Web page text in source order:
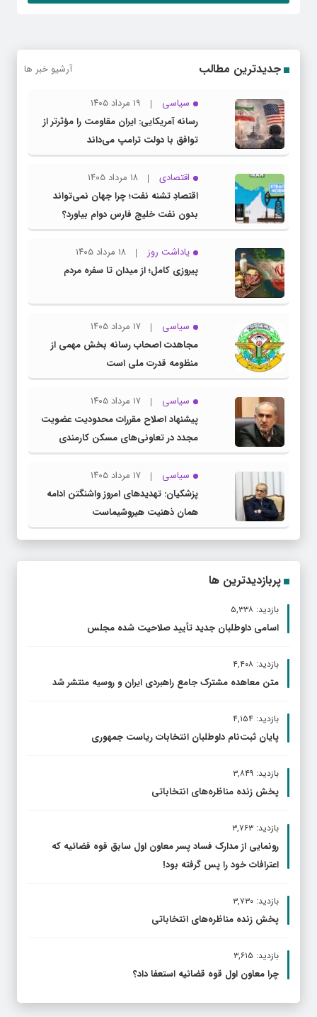
جدیدترین مطالب آرشیو خبر ها
سیاسی
۱۹ مرداد ۱۴۰۵
رسانه آمریکایی: ایران مقاومت را مؤثرتر از
توافق با دولت ترامپ می‌داند
اقتصادی
۱۸ مرداد ۱۴۰۵
اقتصادِ تشنه‌ نفت؛ چرا جهان نمی‌تواند
بدون نفت خلیج فارس دوام بیاورد؟
یاداشت روز
۱۸ مرداد ۱۴۰۵
پیروزی کامل؛ از میدان تا سفره مردم
سیاسی
۱۷ مرداد ۱۴۰۵
مجاهدت اصحاب رسانه بخش مهمی از
منظومه قدرت ملی است
سیاسی
۱۷ مرداد ۱۴۰۵
پیشنهاد اصلاح مقررات محدودیت عضویت
مجدد در تعاونی‌های مسکن کارمندی
سیاسی
۱۷ مرداد ۱۴۰۵
پزشکیان: تهدیدهای امروز واشنگتن ادامه
همان ذهنیت هیروشیماست
پربازدیدترین ها
بازدید: ۵,۳۳۸
اسامی داوطلبان جدید تأیید صلاحیت شده مجلس
بازدید: ۴,۴۰۸
متن معاهده مشترک جامع راهبردی ایران و روسیه منتشر شد
بازدید: ۴,۱۵۴
پایان ثبت‌نام داوطلبان انتخابات ریاست جمهوری
بازدید: ۳,۸۴۹
پخش زنده مناظره‌های انتخاباتی
بازدید: ۳,۷۶۳
رونمایی از مدارک فساد پسر معاون اول سابق قوه قضائیه که
اعترافات خود را پس گرفته بود!
بازدید: ۳,۷۳۰
پخش زنده مناظره‌های انتخاباتی
بازدید: ۳,۶۱۵
چرا معاون اول قوه قضائیه استعفا داد؟